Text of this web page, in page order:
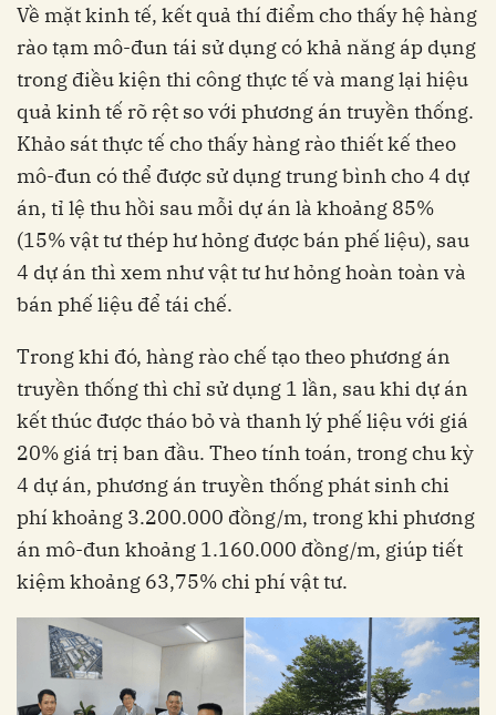
Về mặt kinh tế, kết quả thí điểm cho thấy hệ hàng
rào tạm mô-đun tái sử dụng có khả năng áp dụng
trong điều kiện thi công thực tế và mang lại hiệu
quả kinh tế rõ rệt so với phương án truyền thống.
Khảo sát thực tế cho thấy hàng rào thiết kế theo
mô-đun có thể được sử dụng trung bình cho 4 dự
án, tỉ lệ thu hồi sau mỗi dự án là khoảng 85%
(15% vật tư thép hư hỏng được bán phế liệu), sau
4 dự án thì xem như vật tư hư hỏng hoàn toàn và
bán phế liệu để tái chế.
Trong khi đó, hàng rào chế tạo theo phương án
truyền thống thì chỉ sử dụng 1 lần, sau khi dự án
kết thúc được tháo bỏ và thanh lý phế liệu với giá
20% giá trị ban đầu. Theo tính toán, trong chu kỳ
4 dự án, phương án truyền thống phát sinh chi
phí khoảng 3.200.000 đồng/m, trong khi phương
án mô-đun khoảng 1.160.000 đồng/m, giúp tiết
kiệm khoảng 63,75% chi phí vật tư.